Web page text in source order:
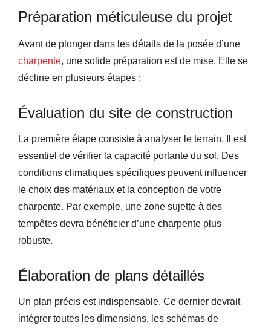
Préparation méticuleuse du projet
Avant de plonger dans les détails de la posée d’une
charpente, une solide préparation est de mise. Elle se
décline en plusieurs étapes :
Évaluation du site de construction
La première étape consiste à analyser le terrain. Il est
essentiel de vérifier la capacité portante du sol. Des
conditions climatiques spécifiques peuvent influencer
le choix des matériaux et la conception de votre
charpente. Par exemple, une zone sujette à des
tempêtes devra bénéficier d’une charpente plus
robuste.
Élaboration de plans détaillés
Un plan précis est indispensable. Ce dernier devrait
intégrer toutes les dimensions, les schémas de